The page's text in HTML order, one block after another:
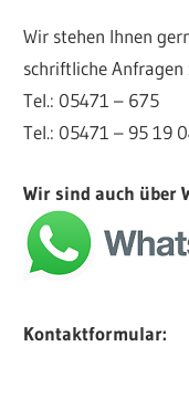
Öffnungszeiten
von
der
Startseite
Wir stehen Ihnen
schriftliche Anfragen
Tel.: 05471 –
Tel.: 05471 – 95
Wir sind auch über
Kontaktformular: